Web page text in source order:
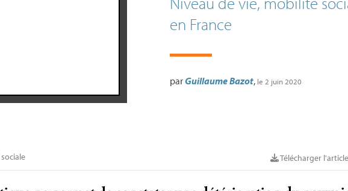
en France
parGuillaume Bazot, le 2 juin 2020
Télécharger